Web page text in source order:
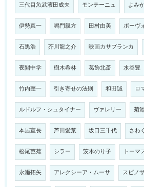
三代目魚武濱田成夫 モンテーニュ よみ
伊勢真一 鳴門親方 田村由美 ボーヴ
石黒浩 芥川龍之介 映画カサブランカ
夜間中学 樹木希林 葛飾北斎 水谷豊
竹内整一 引き寄せの法則 和田誠 ロ
ルドルフ・シュタイナー ヴァレリー 菊
本居宣長 芦田愛菜 坂口三千代 さわ
松尾芭蕉 シラー 茨木のり子 トーマ
永瀬拓矢 アレクシーア・ムーサ スピノ